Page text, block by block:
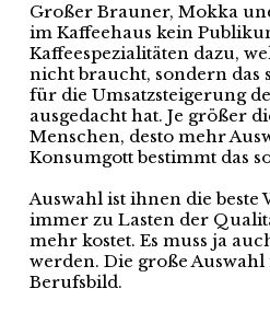
Großer Brauner, Mokka
im Kaffeehaus kein
Kaffeespezialitäten dazu,
nicht braucht, sondern das
für die Umsatzsteigerung
ausgedacht hat. Je größer
Menschen, desto mehr
Konsumgott bestimmt das
Auswahl ist ihnen die beste
immer zu Lasten der
mehr kostet. Es muss ja
werden. Die große
Berufsbild.